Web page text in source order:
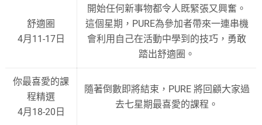
舒適圈
4月11-17日
開始任何新事物都令人既緊張又興奮。
這個星期，PURE為參加者帶來一連串機
會利用自己在活動中學到的技巧，勇敢
踏出舒適圈。
你最喜愛的課
程精選
4月18-20日
隨著倒數即將結束，PURE 將回顧大家過
去七星期最喜愛的課程。